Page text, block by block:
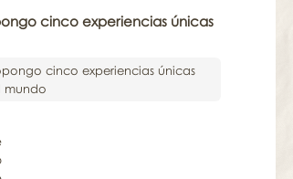
cinco experiencias únicas